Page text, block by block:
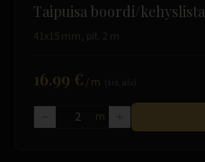
Taipuisa boordi/kehyslista
41x15 mm, pit. 2 m
16.99 € /m
m